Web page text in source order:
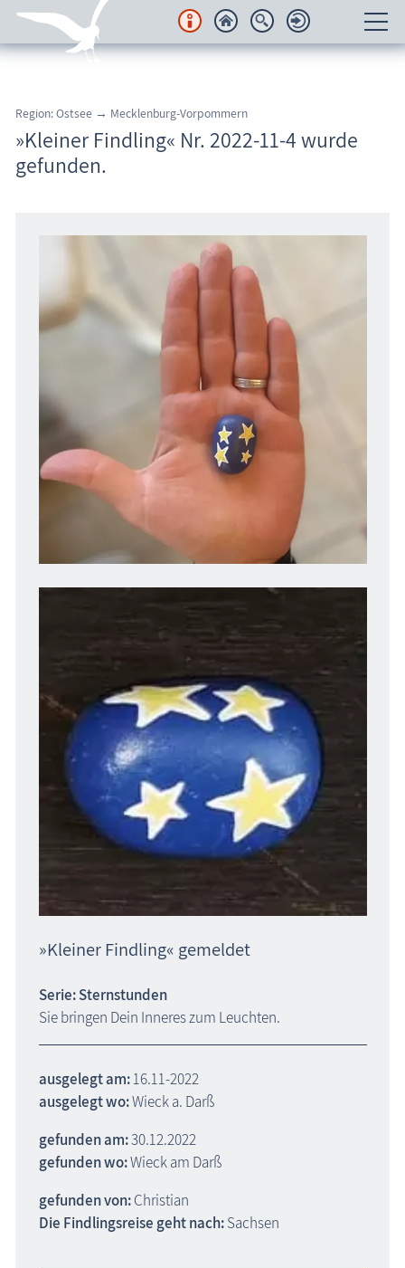
Regionales
Urlaubsorte
Wissenswertes
Veranstaltungen
Blog
Region: Ostsee → Mecklenburg-Vorpommern
»Kleiner Findling« Nr. 2022-11-4 wurde
gefunden.
»Kleiner Findling« gemeldet
Serie: Sternstunden
Sie bringen Dein Inneres zum Leuchten.
ausgelegt am:16.11-2022
ausgelegt wo:Wieck a. Darß
gefunden am:30.12.2022
gefunden wo:Wieck am Darß
gefunden von:Christian
Die Findlingsreise geht nach:Sachsen